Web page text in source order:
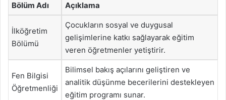
Bölüm Adı Açıklama
İlköğretim
Bölümü
Çocukların sosyal ve duygusal
gelişimlerine katkı sağlayarak eğitim
veren öğretmenler yetiştirir.
Fen Bilgisi
Öğretmenliği
Bilimsel bakış açılarını geliştiren ve
analitik düşünme becerilerini destekleyen
eğitim programı sunar.